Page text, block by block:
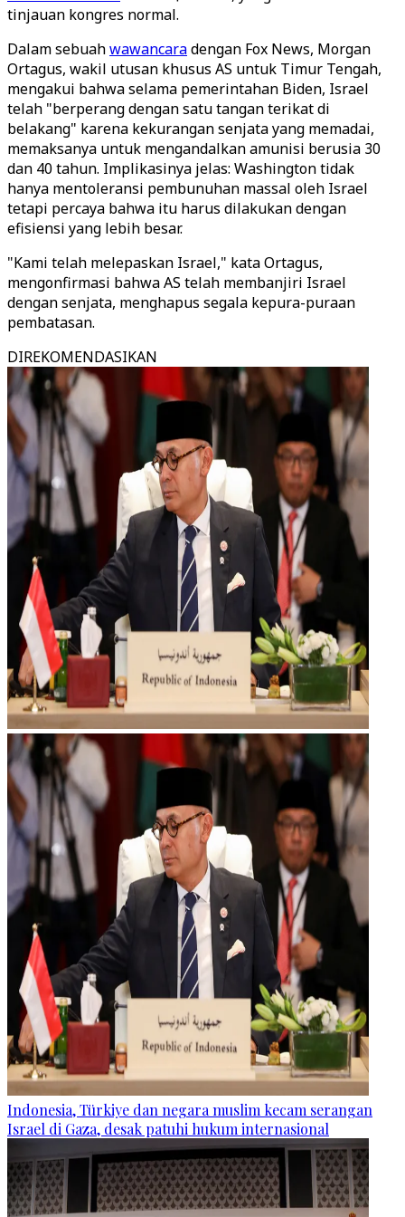
tinjauan kongres normal.
Dalam sebuahwawancaradengan Fox News, Morgan
Ortagus, wakil utusan khusus AS untuk Timur Tengah,
mengakui bahwa selama pemerintahan Biden, Israel
telah "berperang dengan satu tangan terikat di
belakang" karena kekurangan senjata yang memadai,
memaksanya untuk mengandalkan amunisi berusia 30
dan 40 tahun. Implikasinya jelas: Washington tidak
hanya mentoleransi pembunuhan massal oleh Israel
tetapi percaya bahwa itu harus dilakukan dengan
efisiensi yang lebih besar.
"Kami telah melepaskan Israel," kata Ortagus,
mengonfirmasi bahwa AS telah membanjiri Israel
dengan senjata, menghapus segala kepura-puraan
pembatasan.
DIREKOMENDASIKAN
Indonesia, Türkiye dan negara muslim kecam serangan
Israel di Gaza, desak patuhi hukum internasional